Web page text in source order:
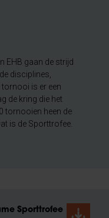
EHB gaan de strijd
disciplines,
is er een
de kring die het
tornooien heen de
is de Sporttrofee.
Sporttrofee